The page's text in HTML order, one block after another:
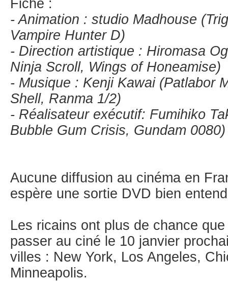
Fiche :
- Animation : studio Madhouse
Vampire Hunter D)
- Direction artistique : Hiromasa
Ninja Scroll, Wings of Honeamise)
- Musique : Kenji Kawai (Patlabor
Shell, Ranma 1/2)
- Réalisateur exécutif: Fumihiko
Bubble Gum Crisis, Gundam 0080)
Aucune diffusion au cinéma en
espère une sortie DVD bien
Les ricains ont plus de chance
passer au ciné le 10 janvier
villes : New York, Los Angeles,
Minneapolis.